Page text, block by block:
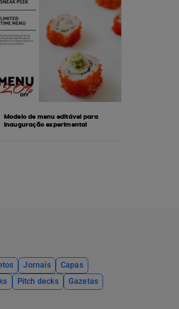
Modelo de menu editável para
inauguração experimental
Jornais
Capas
Pitch decks
Gazetas